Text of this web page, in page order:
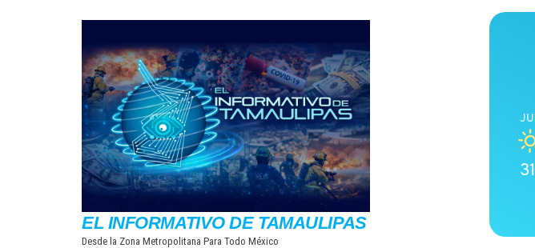
EL INFORMATIVO DE TAMAULIPAS
Desde la Zona Metropolitana Para Todo México